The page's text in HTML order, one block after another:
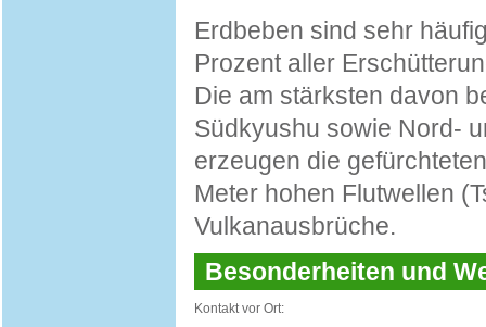
Erdbeben sind sehr
Prozent aller
Die am stärksten davon
Südkyushu sowie Nord-
erzeugen die
Meter hohen Flutwellen
Vulkanausbrüche.
Besonderheiten und
Kontakt vor Ort: